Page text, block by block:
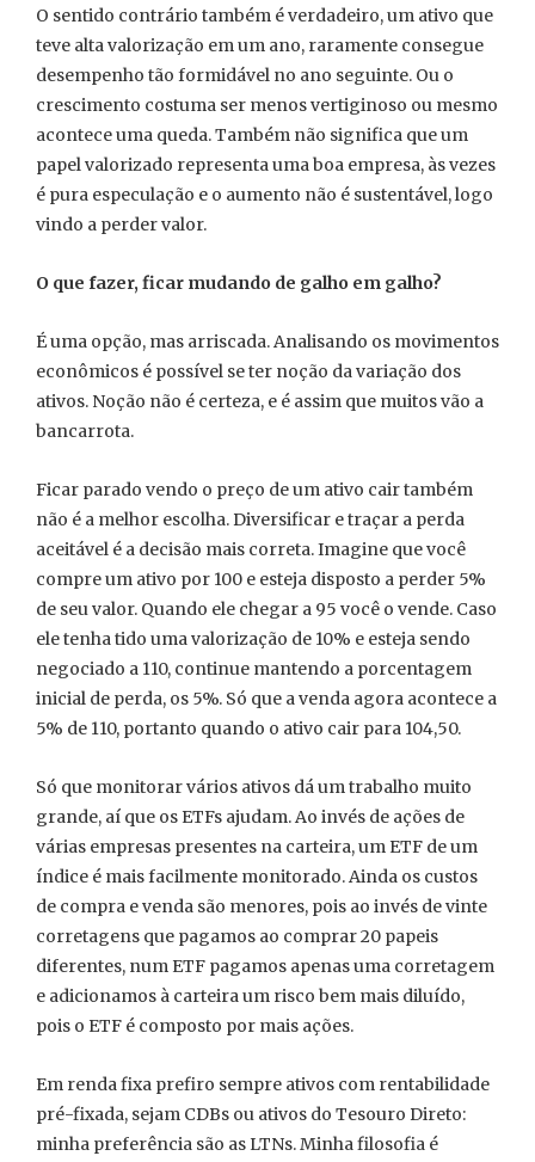
O sentido contrário também é verdadeiro, um ativo que
teve alta valorização em um ano, raramente consegue
desempenho tão formidável no ano seguinte. Ou o
crescimento costuma ser menos vertiginoso ou mesmo
acontece uma queda. Também não significa que um
papel valorizado representa uma boa empresa, às vezes
é pura especulação e o aumento não é sustentável, logo
vindo a perder valor.
O que fazer, ficar mudando de galho em galho?
É uma opção, mas arriscada. Analisando os movimentos
econômicos é possível se ter noção da variação dos
ativos. Noção não é certeza, e é assim que muitos vão a
bancarrota.
Ficar parado vendo o preço de um ativo cair também
não é a melhor escolha. Diversificar e traçar a perda
aceitável é a decisão mais correta. Imagine que você
compre um ativo por 100 e esteja disposto a perder 5%
de seu valor. Quando ele chegar a 95 você o vende. Caso
ele tenha tido uma valorização de 10% e esteja sendo
negociado a 110, continue mantendo a porcentagem
inicial de perda, os 5%. Só que a venda agora acontece a
5% de 110, portanto quando o ativo cair para 104,50.
Só que monitorar vários ativos dá um trabalho muito
grande, aí que os ETFs ajudam. Ao invés de ações de
várias empresas presentes na carteira, um ETF de um
índice é mais facilmente monitorado. Ainda os custos
de compra e venda são menores, pois ao invés de vinte
corretagens que pagamos ao comprar 20 papeis
diferentes, num ETF pagamos apenas uma corretagem
e adicionamos à carteira um risco bem mais diluído,
pois o ETF é composto por mais ações.
Em renda fixa prefiro sempre ativos com rentabilidade
pré-fixada, sejam CDBs ou ativos do Tesouro Direto:
minha preferência são as LTNs. Minha filosofia é